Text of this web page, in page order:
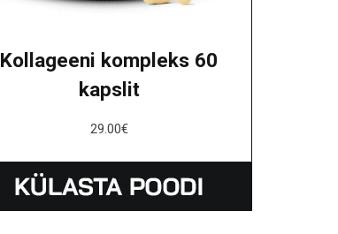
Kollageeni kompleks 60
kapslit
29.00€